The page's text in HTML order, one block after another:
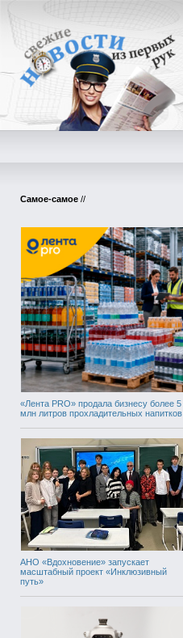
Самое-самое //
«Лента PRO» продала бизнесу более 5
млн литров прохладительных напитков
АНО «Вдохновение» запускает
масштабный проект «Инклюзивный
путь»